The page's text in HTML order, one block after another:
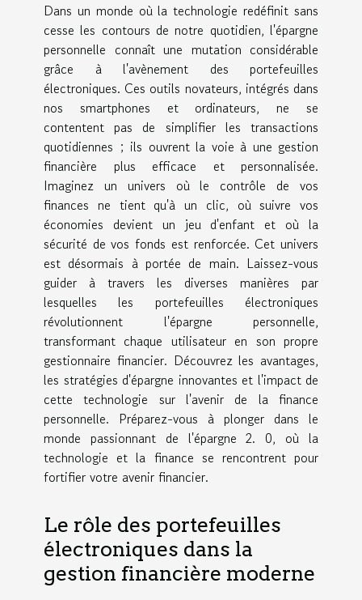
Dans un monde où la technologie redéfinit sans
cesse les contours de notre quotidien, l'épargne
personnelle connaît une mutation considérable
grâce à l'avènement des portefeuilles
électroniques. Ces outils novateurs, intégrés dans
nos smartphones et ordinateurs, ne se
contentent pas de simplifier les transactions
quotidiennes ; ils ouvrent la voie à une gestion
financière plus efficace et personnalisée.
Imaginez un univers où le contrôle de vos
finances ne tient qu'à un clic, où suivre vos
économies devient un jeu d'enfant et où la
sécurité de vos fonds est renforcée. Cet univers
est désormais à portée de main. Laissez-vous
guider à travers les diverses manières par
lesquelles les portefeuilles électroniques
révolutionnent l'épargne personnelle,
transformant chaque utilisateur en son propre
gestionnaire financier. Découvrez les avantages,
les stratégies d'épargne innovantes et l'impact de
cette technologie sur l'avenir de la finance
personnelle. Préparez-vous à plonger dans le
monde passionnant de l'épargne 2. 0, où la
technologie et la finance se rencontrent pour
fortifier votre avenir financier.
Le rôle des portefeuilles
électroniques dans la
gestion financière moderne